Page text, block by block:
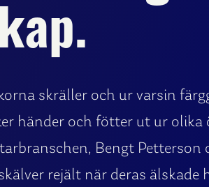
skräller och ur varsin
händer och fötter ut ur olika
Bengt Petterson
rejält när deras